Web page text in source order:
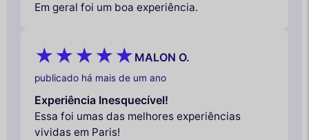
Em geral foi um boa experiência.
MALON O.
publicado há mais de um ano
Experiência Inesquecível!
Essa foi umas das melhores experiências
vividas em Paris!